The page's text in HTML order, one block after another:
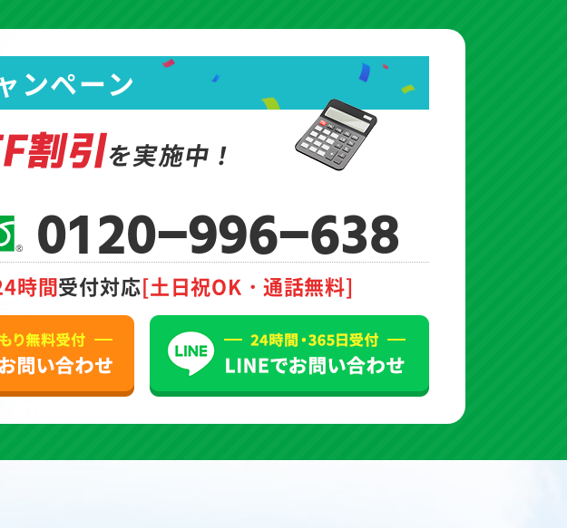
ンペーン
割引を実施中！
0120-996-638
時間受付対応[土日祝OK・通話無料]